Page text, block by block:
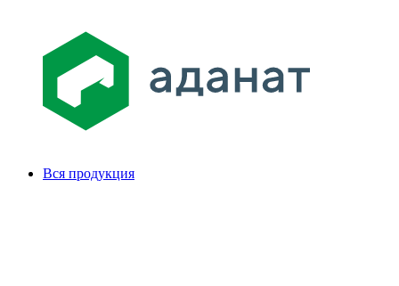
Вся продукция